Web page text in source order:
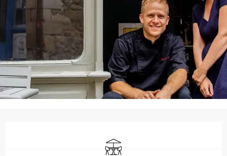
Terrasse